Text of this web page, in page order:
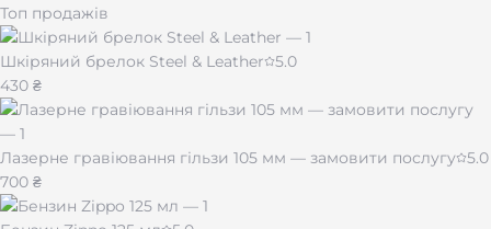
Топ продажів
Шкіряний брелок Steel & Leather
5.0
430 ₴
Лазерне гравіювання гільзи 105 мм — замовити послугу 5.0
700 ₴